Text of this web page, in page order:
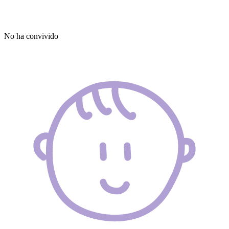
No ha convivido